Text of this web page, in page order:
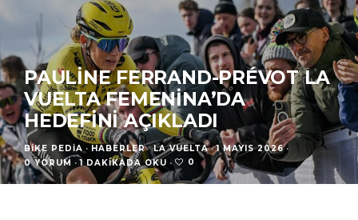
PAULINE FERRAND-PRÉVOT LA
VUELTA FEMENINA’DA
HEDEFINI AÇIKLADI
BIKE PEDIA · HABERLER LA VUELTA · 1 MAYIS 2026 ·
0 YORUM · 1 DAKIKADA OKU · 0